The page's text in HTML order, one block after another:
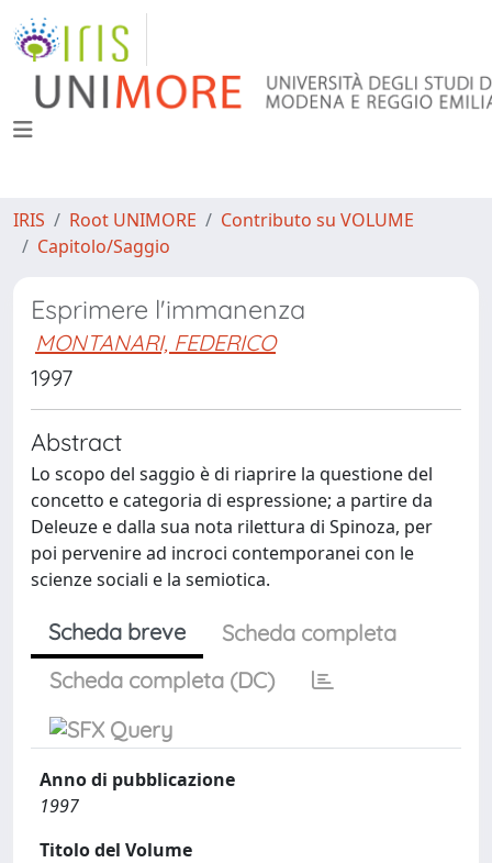
IRIS Root UNIMORE
Contributo su VOLUME
Capitolo/Saggio
Esprimere l'immanenza
MONTANARI, FEDERICO
1997
Abstract
Lo scopo del saggio è di riaprire la questione del
concetto e categoria di espressione; a partire da
Deleuze e dalla sua nota rilettura di Spinoza, per
poi pervenire ad incroci contemporanei con le
scienze sociali e la semiotica.
Scheda breve
Scheda completa
Scheda completa (DC)
Anno di pubblicazione
1997
Titolo del Volume